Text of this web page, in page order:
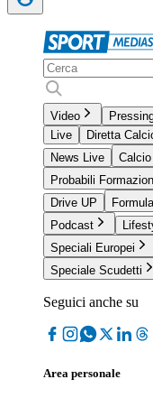
Video
Live
Diretta
News Live
Calcio
Probabili
Drive UP
Podcast
Speciali Europei
Speciale Scudetti
Seguici anche su
Area personale